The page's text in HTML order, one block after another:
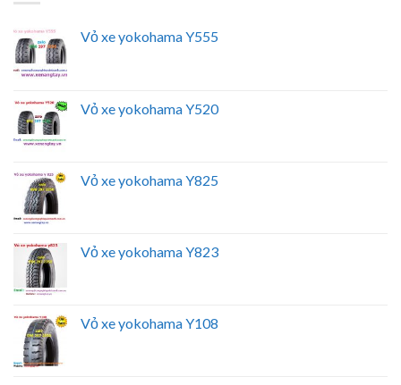
Vỏ xe yokohama Y555
Vỏ xe yokohama Y520
Vỏ xe yokohama Y825
Vỏ xe yokohama Y823
Vỏ xe yokohama Y108